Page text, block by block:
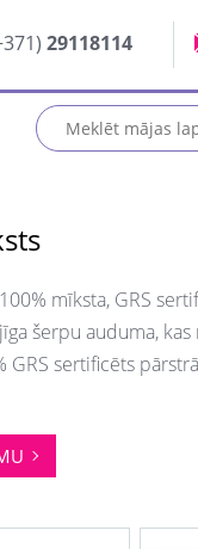
29118114
mīksta, GRS
šerpu auduma,
GRS sertificēts